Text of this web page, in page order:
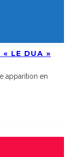
« LE DUA »
apparition en